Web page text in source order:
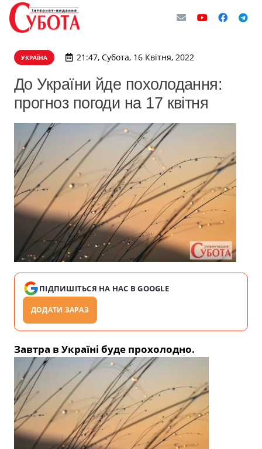
УКРАЇНА 21:47, Субота, 16 Квітня, 2022
До України йде похолодання:
прогноз погоди на 17 квітня
ПІДПИШІТЬСЯ НА НАС В GOOGLE
ДОДАТИ ЗАРАЗ
Завтра в Україні буде прохолодно.